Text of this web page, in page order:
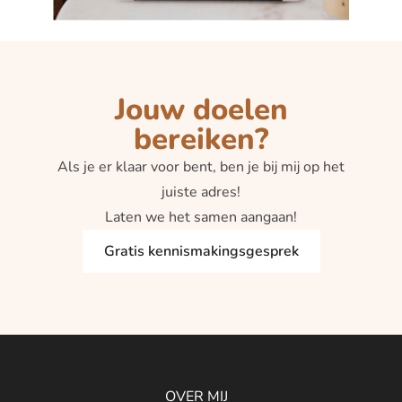
Jouw doelen
bereiken?
Als je er klaar voor bent, ben je bij mij op het
juiste adres!
Laten we het samen aangaan!
Gratis kennismakingsgesprek
OVER MIJ